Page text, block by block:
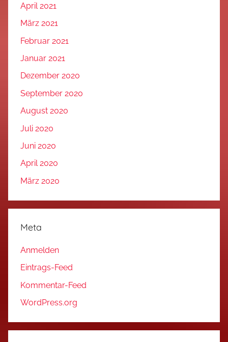
April 2021
März 2021
Februar 2021
Januar 2021
Dezember 2020
September 2020
August 2020
Juli 2020
Juni 2020
April 2020
März 2020
Meta
Anmelden
Eintrags-Feed
Kommentar-Feed
WordPress.org